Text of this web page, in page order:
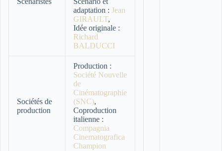
adaptation : Jean
GIRAULT,
Idée originale :
Richard
BALDUCCI
Sociétés de
production
Production :
Société Nouvelle
de
Cinématographie
(SNC),
Coproduction
italienne :
Compagnia
Cinematografica
Champion